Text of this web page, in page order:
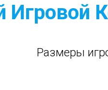
Игровой
Размеры